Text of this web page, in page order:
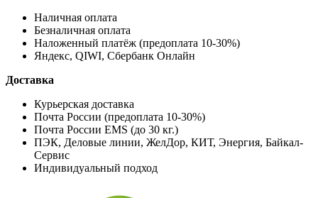
Наличная оплата
Безналичная оплата
Наложенный платёж (предоплата 10-30%)
Яндекс, QIWI, Сбербанк Онлайн
Доставка
Курьерская доставка
Почта России (предоплата 10-30%)
Почта России EMS (до 30 кг.)
ПЭК, Деловые линии, ЖелДор, КИТ, Энергия, Байкал-
Сервис
Индивидуальный подход